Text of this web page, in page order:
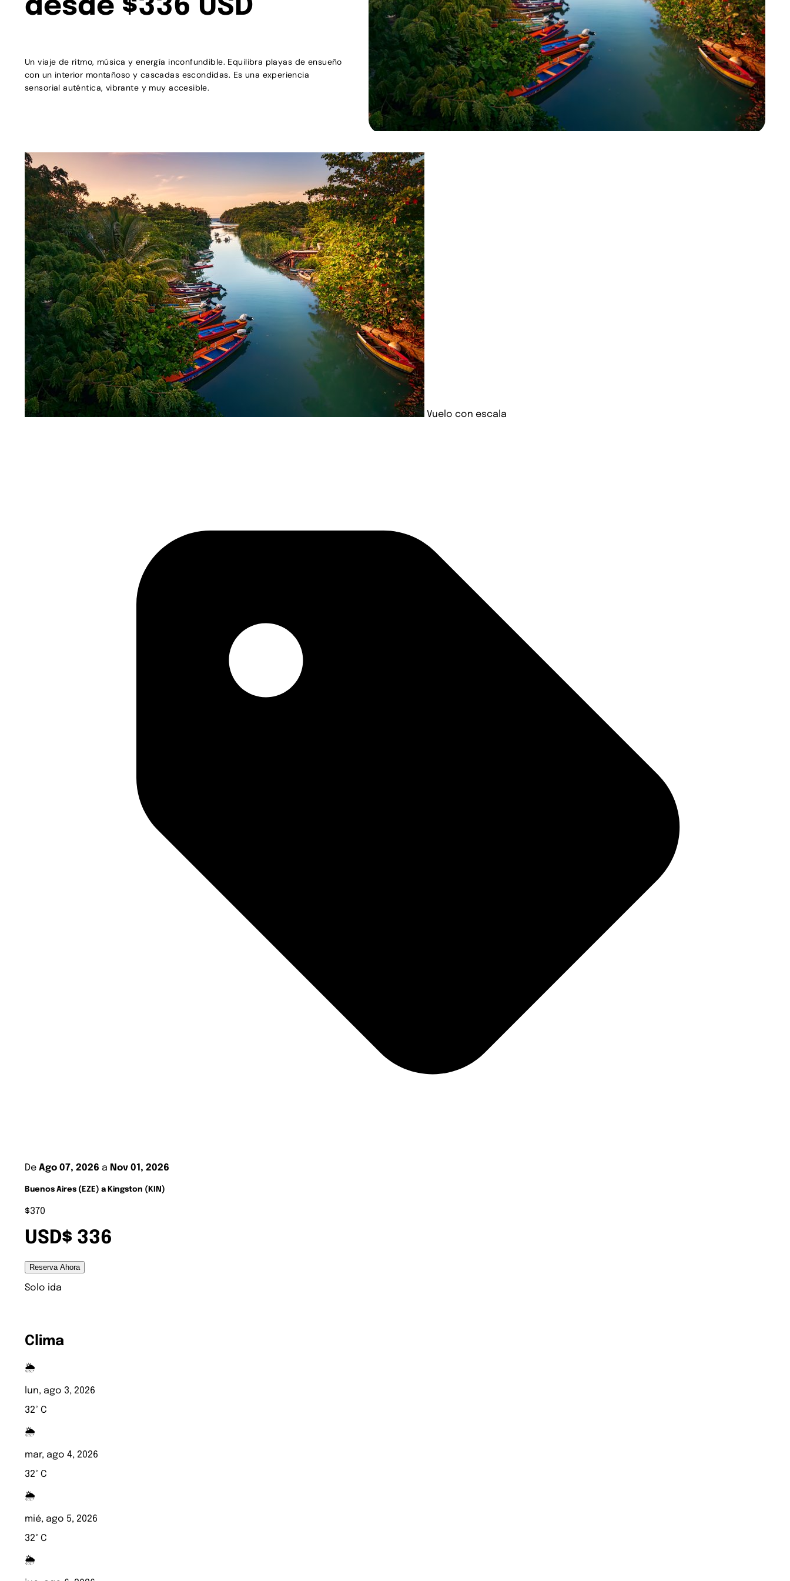
desde $336 USD
Un viaje de ritmo, música y energía inconfundible. Equilibra playas de ensueño
con un interior montañoso y cascadas escondidas. Es una experiencia
sensorial auténtica, vibrante y muy accesible.
Vuelo con escala
De Ago 07, 2026 a Nov 01, 2026
Buenos Aires (EZE) a Kingston (KIN)
$370
USD$ 336
Reserva Ahora
Solo ida
Clima
🌦️
lun, ago 3, 2026
32° C
🌦️
mar, ago 4, 2026
32° C
🌦️
mié, ago 5, 2026
32° C
🌦️